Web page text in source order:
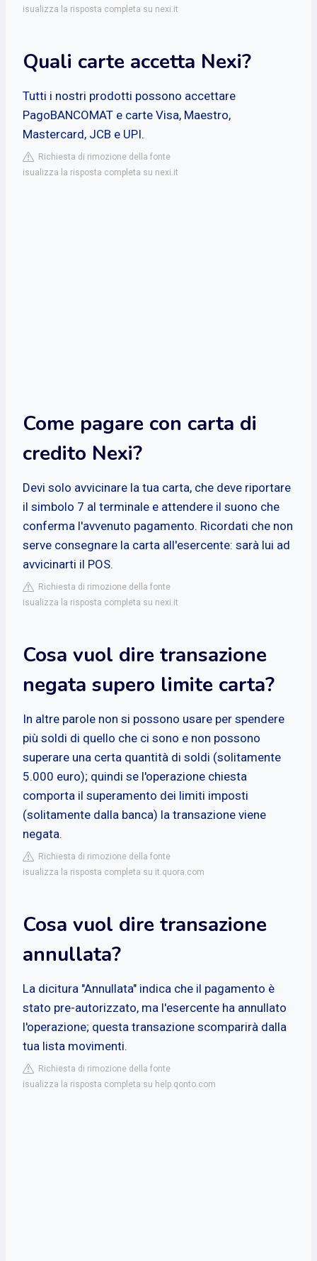
isualizza la risposta completa su nexi.it
Quali carte accetta Nexi?
Tutti i nostri prodotti possono accettare
PagoBANCOMAT e carte Visa, Maestro,
Mastercard, JCB e UPI.
Richiesta di rimozione della fonte
isualizza la risposta completa su nexi.it
Come pagare con carta di
credito Nexi?
Devi solo avvicinare la tua carta, che deve riportare
il simbolo 7 al terminale e attendere il suono che
conferma l'avvenuto pagamento. Ricordati che non
serve consegnare la carta all'esercente: sarà lui ad
avvicinarti il POS.
Richiesta di rimozione della fonte
isualizza la risposta completa su nexi.it
Cosa vuol dire transazione
negata supero limite carta?
In altre parole non si possono usare per spendere
più soldi di quello che ci sono e non possono
superare una certa quantità di soldi (solitamente
5.000 euro); quindi se l'operazione chiesta
comporta il superamento dei limiti imposti
(solitamente dalla banca) la transazione viene
negata.
Richiesta di rimozione della fonte
isualizza la risposta completa su it.quora.com
Cosa vuol dire transazione
annullata?
La dicitura "Annullata" indica che il pagamento è
stato pre-autorizzato, ma l'esercente ha annullato
l'operazione; questa transazione scomparirà dalla
tua lista movimenti.
Richiesta di rimozione della fonte
isualizza la risposta completa su help.qonto.com